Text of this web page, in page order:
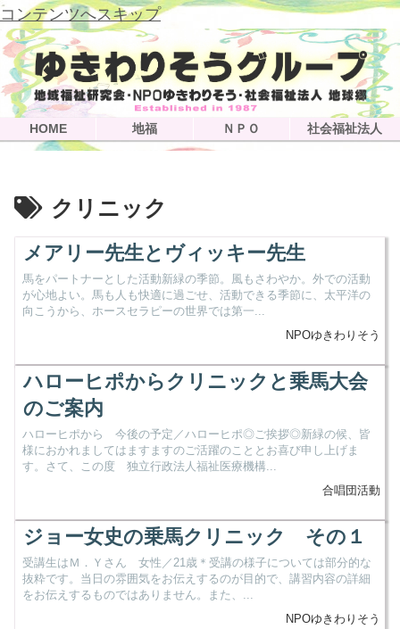
コンテンツへスキップ
HOME 地福 ＮＰＯ 社会福祉法人
クリニック
メアリー先生とヴィッキー先生
馬をパートナーとした活動新緑の季節。風もさわやか。外での活動
が心地よい。馬も人も快適に過ごせ、活動できる季節に、太平洋の
向こうから、ホースセラピーの世界では第一...
NPOゆきわりそう
ハローヒポからクリニックと乗馬大会
のご案内
ハローヒポから 今後の予定／ハローヒポ◎ご挨拶◎新緑の候、皆
様におかれましてはますますのご活躍のこととお喜び申し上げま
す。さて、この度 独立行政法人福祉医療機構...
合唱団活動
ジョー女史の乗馬クリニック その１
受講生はＭ．Ｙさん 女性／21歳＊受講の様子については部分的な
抜粋です。当日の雰囲気をお伝えするのが目的で、講習内容の詳細
をお伝えするものではありません。また、...
NPOゆきわりそう